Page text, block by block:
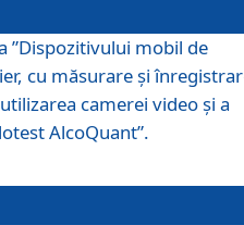
”Dispozitivului mobil de
cu măsurare și
camerei video și a
AlcoQuant”.